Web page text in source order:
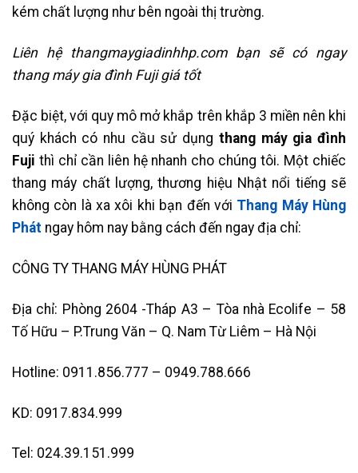
kém chất lượng như bên ngoài thị trường.
Liên hệ thangmaygiadinhhp.com bạn sẽ có ngay
thang máy gia đình Fuji giá tốt
Đặc biệt, với quy mô mở khắp trên khắp 3 miền nên khi
quý khách có nhu cầu sử dụng thang máy gia đình
Fuji thì chỉ cần liên hệ nhanh cho chúng tôi. Một chiếc
thang máy chất lượng, thương hiệu Nhật nổi tiếng sẽ
không còn là xa xôi khi bạn đến với Thang Máy Hùng
Phát ngay hôm nay bằng cách đến ngay địa chỉ:
CÔNG TY THANG MÁY HÙNG PHÁT
Địa chỉ: Phòng 2604 -Tháp A3 – Tòa nhà Ecolife – 58
Tố Hữu – P.Trung Văn – Q. Nam Từ Liêm – Hà Nội
Hotline: 0911.856.777 – 0949.788.666
KD: 0917.834.999
Tel: 024.39.151.999